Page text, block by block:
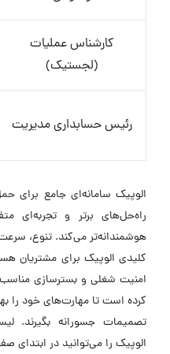
کارشناس عملیات
(لجستیک)
رئیس حسابداری مدیریت
الوپیک سامانه‌ای جامع برای
راه‌حل‌های برتر و تجربه‌ای
هوشمندانه‌تر می‌کند. تنوع،
کلیدی الوپیک برای مشتریان
امنیت شغلی و بسترسازی
کرده است تا مهارت‌های خود را
تصمیمات جسورانه بگیرند.
الوپیک را می‌توانید در ابتدای